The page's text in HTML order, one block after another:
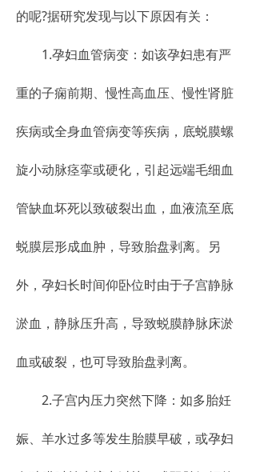
的呢?据研究发现与以下原因有关：
1.孕妇血管病变：如该孕妇患有严
重的子痫前期、慢性高血压、慢性肾脏
疾病或全身血管病变等疾病，底蜕膜螺
旋小动脉痉挛或硬化，引起远端毛细血
管缺血坏死以致破裂出血，血液流至底
蜕膜层形成血肿，导致胎盘剥离。另
外，孕妇长时间仰卧位时由于子宫静脉
淤血，静脉压升高，导致蜕膜静脉床淤
血或破裂，也可导致胎盘剥离。
2.子宫内压力突然下降：如多胎妊
娠、羊水过多等发生胎膜早破，或孕妇